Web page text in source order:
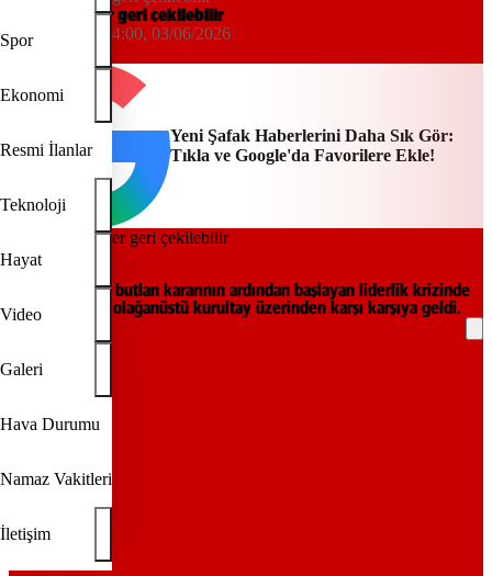
Spor
Ekonomi
Resmi İlanlar
Teknoloji
Hayat
Video
Galeri
Hava Durumu
Namaz Vakitleri
İletişim
Bazı delegeler geri çekilebilir
Uğur Duyan
04:00, 03/06/2026
Yeni Şafak
Yeni Şafak Haberlerini Daha Sık Gör:
Tıkla ve Google'da Favorilere Ekle!
Arşiv.
CHP’de mutlak butlan kararının ardından başlayan liderlik krizinde
taraflar bu kez olağanüstü kurultay üzerinden karşı karşıya geldi.
REKLAM